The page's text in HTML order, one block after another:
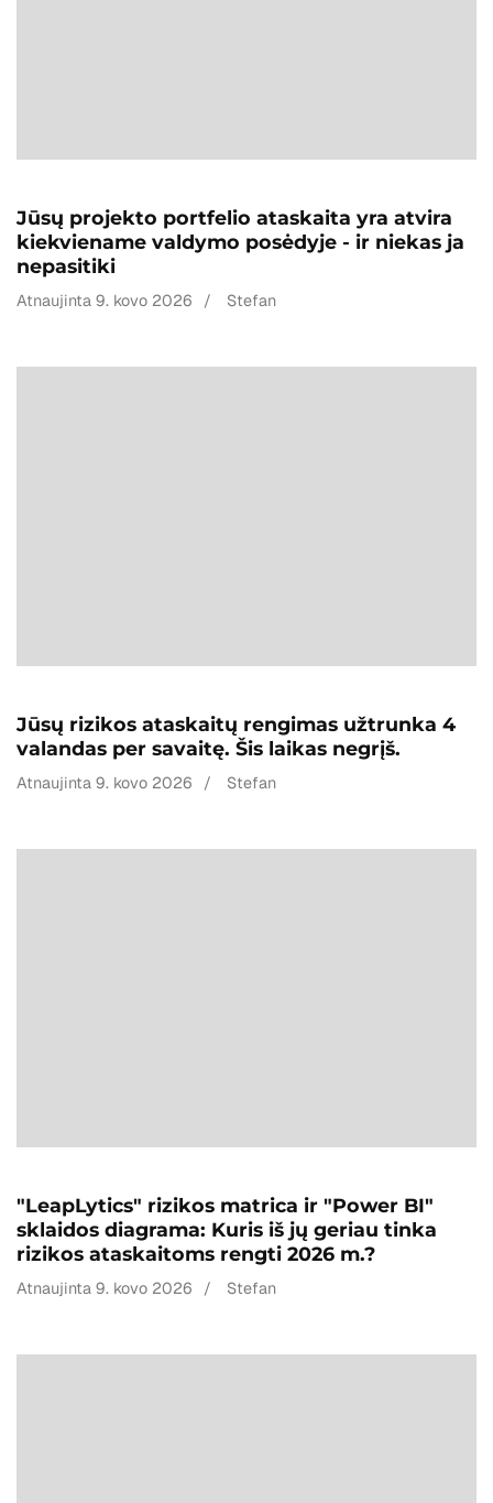
Jūsų projekto portfelio ataskaita yra atvira
kiekviename valdymo posėdyje - ir niekas ja
nepasitiki
Atnaujinta 9. kovo 2026 / Stefan
Jūsų rizikos ataskaitų rengimas užtrunka 4
valandas per savaitę. Šis laikas negrįš.
Atnaujinta 9. kovo 2026 / Stefan
"LeapLytics" rizikos matrica ir "Power BI"
sklaidos diagrama: Kuris iš jų geriau tinka
rizikos ataskaitoms rengti 2026 m.?
Atnaujinta 9. kovo 2026 / Stefan